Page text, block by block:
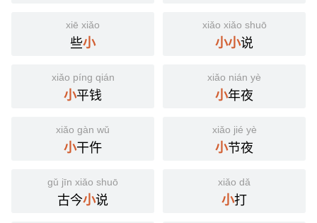
xiē xiǎo
些小
xiǎo xiǎo shuō
小小说
xiǎo píng qián
小平钱
xiǎo nián yè
小年夜
xiǎo gàn wǔ
小干仵
xiǎo jié yè
小节夜
gǔ jīn xiǎo shuō
古今小说
xiǎo dǎ
小打